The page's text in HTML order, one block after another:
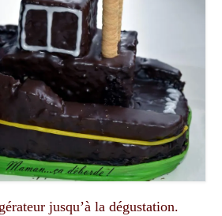
jusqu’à la dégustation.